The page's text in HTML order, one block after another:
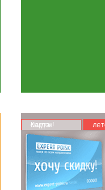
Карта скидок!